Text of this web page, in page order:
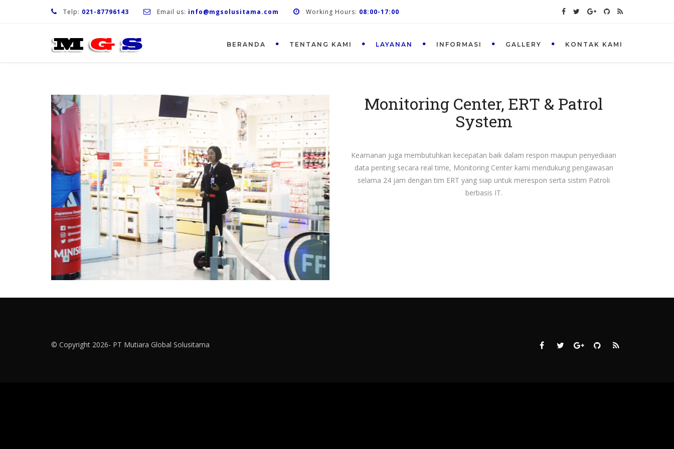
Telp: 021-87796143 Email us: info@mgsolusitama.com Working Hours: 08:00-17:00
BERANDA TENTANG KAMI LAYANAN INFORMASI GALLERY KONTAK KAMI
Monitoring Center, ERT & Patrol
System
Keamanan juga membutuhkan kecepatan baik dalam respon maupun penyediaan
data penting secara real time, Monitoring Center kami mendukung pengawasan
selama 24 jam dengan tim ERT yang siap untuk merespon serta sistim Patroli
berbasis IT.
© Copyright 2026- PT Mutiara Global Solusitama